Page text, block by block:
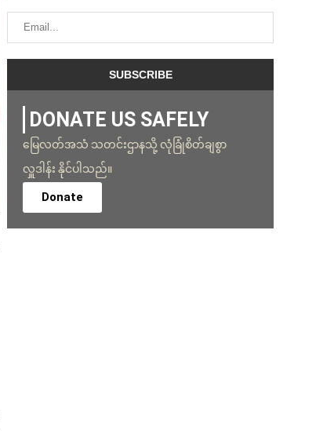
DONATE US SAFELY
မြေလတ်အသံ သတင်းဌာနသို့ လုံခြုံစိတ်ချစွာ
လှူဒါန်း နိုင်ပါသည်။
Donate